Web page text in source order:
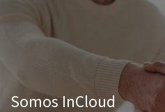
Somos InCloud